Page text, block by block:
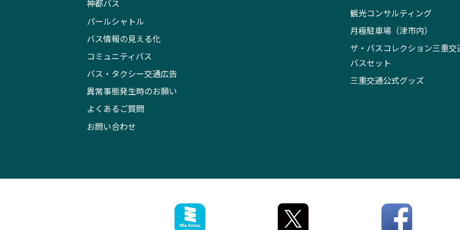
神都バス
パールシャトル
バス情報の見える化
コミュニティバス
バス・タクシー交通広告
異常事態発生時のお願い
よくあるご質問
お問い合わせ
観光コンサルティング
月極駐車場（津市内）
ザ・バスコレクション三重交
バスセット
三重交通公式グッズ